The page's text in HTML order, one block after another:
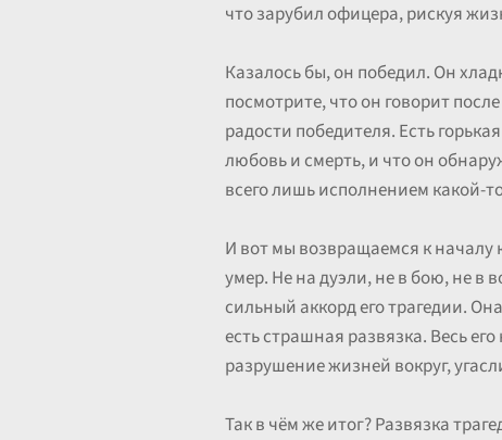
что зарубил офицера, рискуя
Казалось бы, он победил. Он
посмотрите, что он говорит
радости победителя. Есть
любовь и смерть, и что он
всего лишь исполнением какой-
И вот мы возвращаемся к началу
умер. Не на дуэли, не в бою, не в
сильный аккорд его трагедии.
есть страшная развязка. Весь
разрушение жизней вокруг,
Так в чём же итог? Развязка